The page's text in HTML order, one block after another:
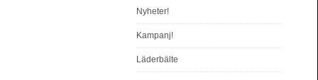
Nyheter!
Kampanj!
Läderbälte